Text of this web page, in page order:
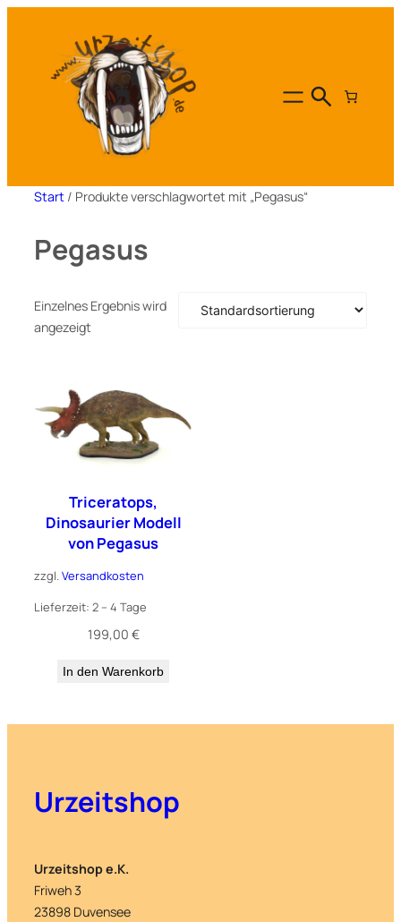
Start / Produkte verschlagwortet mit „Pegasus“
Pegasus
Einzelnes Ergebnis wird
angezeigt
Triceratops,
Dinosaurier Modell
von Pegasus
zzgl.Versandkosten
Lieferzeit: 2 – 4 Tage
199,00 €
In den Warenkorb
Urzeitshop
Urzeitshop e.K.
Friweh 3
23898 Duvensee